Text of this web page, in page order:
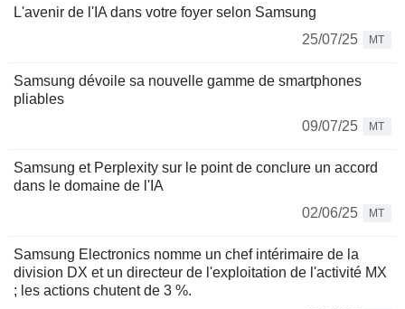
L'avenir de l'IA dans votre foyer selon Samsung
25/07/25
MT
Samsung dévoile sa nouvelle gamme de smartphones
pliables
09/07/25
MT
Samsung et Perplexity sur le point de conclure un accord
dans le domaine de l'IA
02/06/25
MT
Samsung Electronics nomme un chef intérimaire de la
division DX et un directeur de l'exploitation de l'activité MX
; les actions chutent de 3 %.